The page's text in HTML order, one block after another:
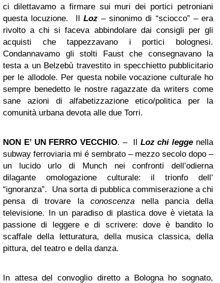
ci dilettavamo a firmare sui muri dei portici petroniani
questa locuzione. Il Loz– sinonimo di “sciocco” – era
rivolto a chi si faceva abbindolare dai consigli per gli
acquisti che tappezzavano i portici bolognesi.
Condannavamo gli stolti Faust che consegnavano la
testa a un Belzebù travestito in specchietto pubblicitario
per le allodole. Per questa nobile vocazione culturale ho
sempre benedetto le nostre ragazzate da writers come
sane azioni di alfabetizzazione etico/politica per la
comunità urbana devota alle due Torri.
NON E’ UN FERRO VECCHIO. – Il Loz chi legge nella
subway ferroviaria mi é sembrato – mezzo secolo dopo –
un lucido urlo di Munch nei confronti dell’odierna
dilagante omologazione culturale: il trionfo dell’
“ignoranza”. Una sorta di pubblica commiserazione a chi
pensa di trovare laconoscenza nella pancia della
televisione. In un paradiso di plastica dove è vietata la
passione di leggere e di scrivere: dove è bandito lo
scaffale della letturatura, della musica classica, della
pittura, del teatro e della danza.
In attesa del convoglio diretto a Bologna ho sognato,